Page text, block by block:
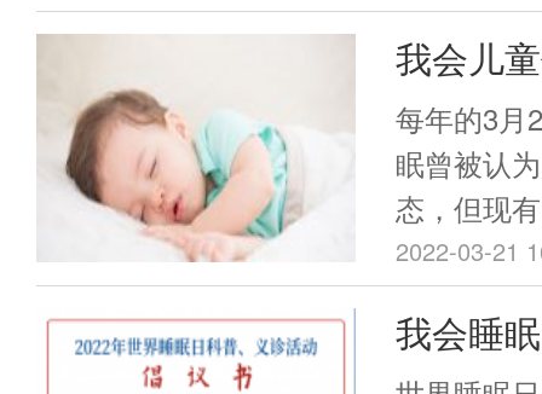
学学会、
中山大学
觉科学创
采用线上
形式，共
40余位眼
等领域知
觉健康与
探讨视觉
我会儿
主任发
眠日——
吗？
每年的3月
眠曾被认
态，但现
程中其实
态，而这
育都至关
2022-03-21
我会睡